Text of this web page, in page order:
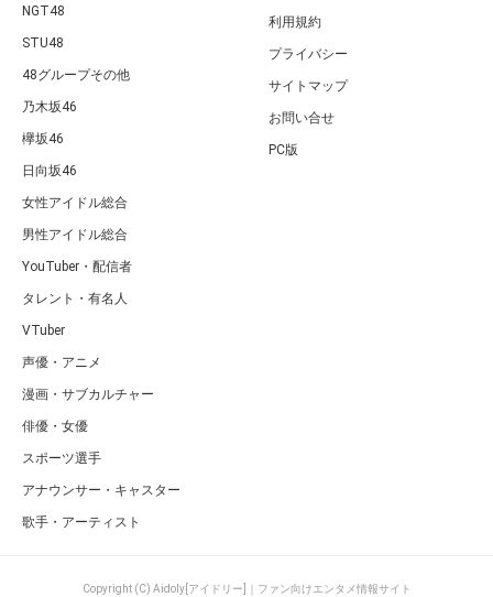
NGT48
STU48
48グループその他
乃木坂46
欅坂46
日向坂46
女性アイドル総合
男性アイドル総合
YouTuber・配信者
タレント・有名人
VTuber
声優・アニメ
漫画・サブカルチャー
俳優・女優
スポーツ選手
アナウンサー・キャスター
歌手・アーティスト
利用規約
プライバシー
サイトマップ
お問い合せ
PC版
Copyright (C) Aidoly[アイドリー]｜ファン向けエンタメ情報サイト